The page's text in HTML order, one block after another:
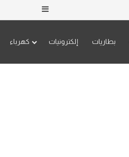
بطاريات إلكترونيات كهرباء